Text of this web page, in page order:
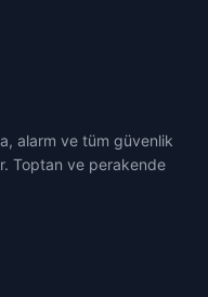
alarm ve tüm güvenlik
Toptan ve perakende